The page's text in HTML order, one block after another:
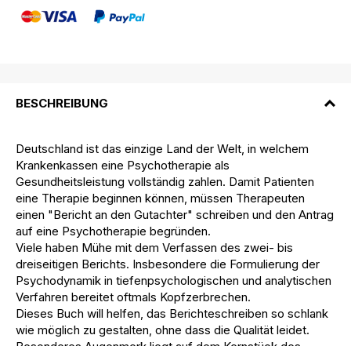
BESCHREIBUNG
Deutschland ist das einzige Land der Welt, in welchem
Krankenkassen eine Psychotherapie als
Gesundheitsleistung vollständig zahlen. Damit Patienten
eine Therapie beginnen können, müssen Therapeuten
einen "Bericht an den Gutachter" schreiben und den Antrag
auf eine Psychotherapie begründen.
Viele haben Mühe mit dem Verfassen des zwei- bis
dreiseitigen Berichts. Insbesondere die Formulierung der
Psychodynamik in tiefenpsychologischen und analytischen
Verfahren bereitet oftmals Kopfzerbrechen.
Dieses Buch will helfen, das Berichteschreiben so schlank
wie möglich zu gestalten, ohne dass die Qualität leidet.